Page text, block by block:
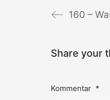
160 –
Share your
Kommentar *